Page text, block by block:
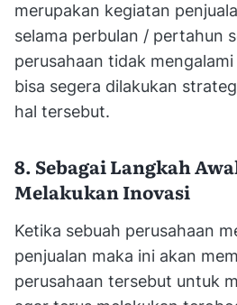
merupakan kegiatan
selama perbulan / pertahun
perusahaan tidak
bisa segera dilakukan
hal tersebut.
8. Sebagai Langkah
Melakukan Inovasi
Ketika sebuah perusahaan
penjualan maka ini akan
perusahaan tersebut untuk